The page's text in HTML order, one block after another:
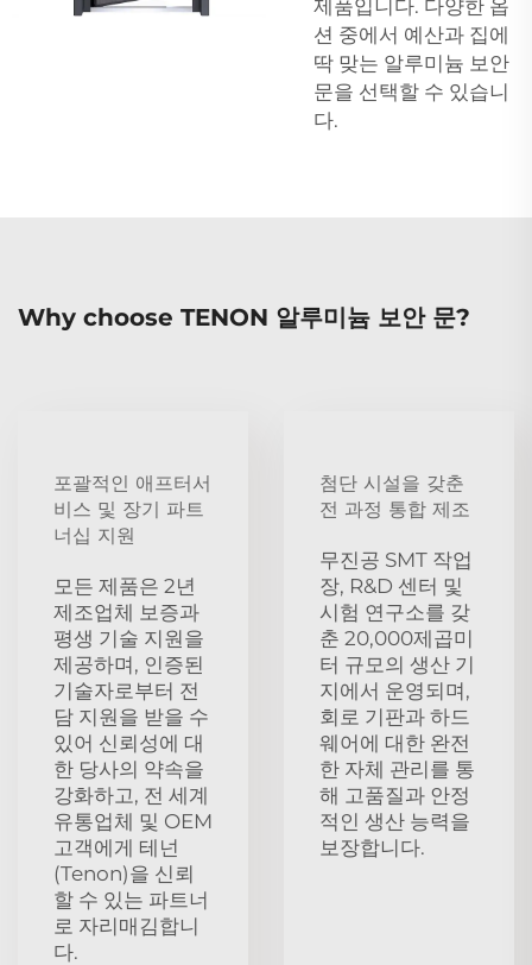
제품입니다. 다양한 옵
션 중에서 예산과 집에
딱 맞는 알루미늄 보안
문을 선택할 수 있습니
다.
Why choose TENON 알루미늄 보안 문?
포괄적인 애프터서
비스 및 장기 파트
너십 지원
모든 제품은 2년
제조업체 보증과
평생 기술 지원을
제공하며, 인증된
기술자로부터 전
담 지원을 받을 수
있어 신뢰성에 대
한 당사의 약속을
강화하고, 전 세계
유통업체 및 OEM
고객에게 테넌
(Tenon)을 신뢰
할 수 있는 파트너
로 자리매김합니
다.
첨단 시설을 갖춘
전 과정 통합 제조
무진공 SMT 작업
장, R&D 센터 및
시험 연구소를 갖
춘 20,000제곱미
터 규모의 생산 기
지에서 운영되며,
회로 기판과 하드
웨어에 대한 완전
한 자체 관리를 통
해 고품질과 안정
적인 생산 능력을
보장합니다.